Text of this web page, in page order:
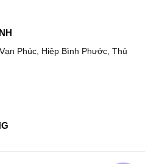
Phúc, Hiệp Bình Phước, Thủ